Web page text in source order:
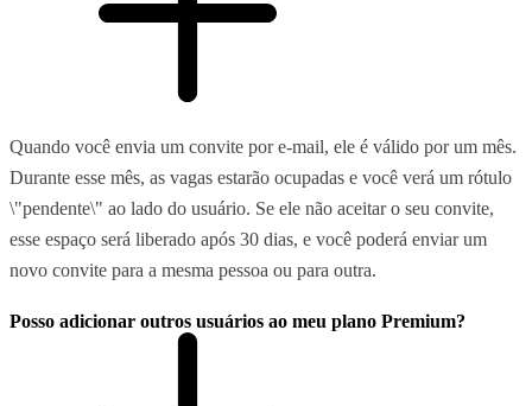
Quando você envia um convite por e-mail, ele é válido por um mês.
Durante esse mês, as vagas estarão ocupadas e você verá um rótulo
\"pendente\" ao lado do usuário. Se ele não aceitar o seu convite,
esse espaço será liberado após 30 dias, e você poderá enviar um
novo convite para a mesma pessoa ou para outra.
Posso adicionar outros usuários ao meu plano Premium?